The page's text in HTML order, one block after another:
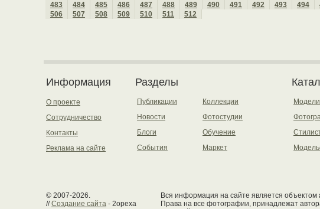
483
484 485 486 487 488 489 490 491 492 493 494
506
507 508 509 510 511 512
Информация
О проекте
Сотрудничество
Контакты
Реклама на сайте
Разделы
Публикации
Новости
Блоги
События
Коллекции
Фотостудии
Обучение
Маркет
Модели
© 2007-2026.
//Создание сайта - 2opexa
Вся информация на сайте является
Права на все фотографии, принадлежат